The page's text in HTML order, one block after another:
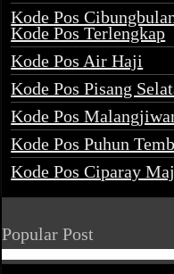
Kode Pos
Kode Pos Terlengkap
Kode Pos Air Haji
Kode Pos Pisang
Kode Pos
Kode Pos Puhun
Kode Pos Ciparay
Popular Post